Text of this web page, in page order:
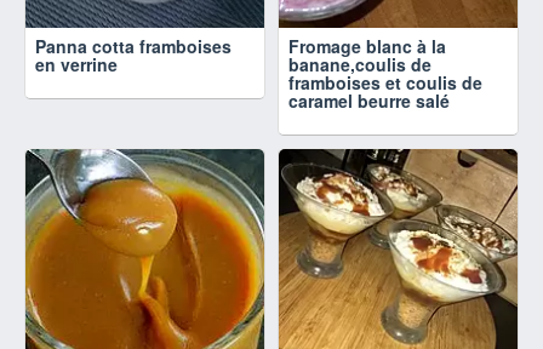
Panna cotta framboises
en verrine
Fromage blanc à la
banane,coulis de
framboises et coulis de
caramel beurre salé